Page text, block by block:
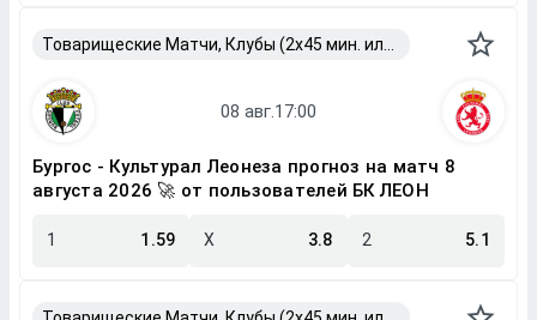
Бургос - Культурал Леонеза прогноз на матч 8
августа 2026 🚀 от пользователей БК ЛЕОН
1 1.59 X 3.8 2 5.1